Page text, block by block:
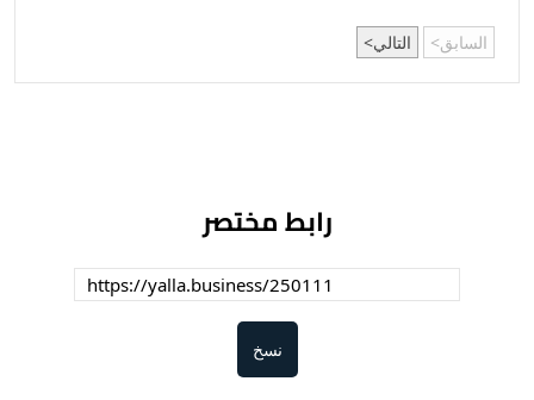
السابق التالي
رابط مختصر
نسخ